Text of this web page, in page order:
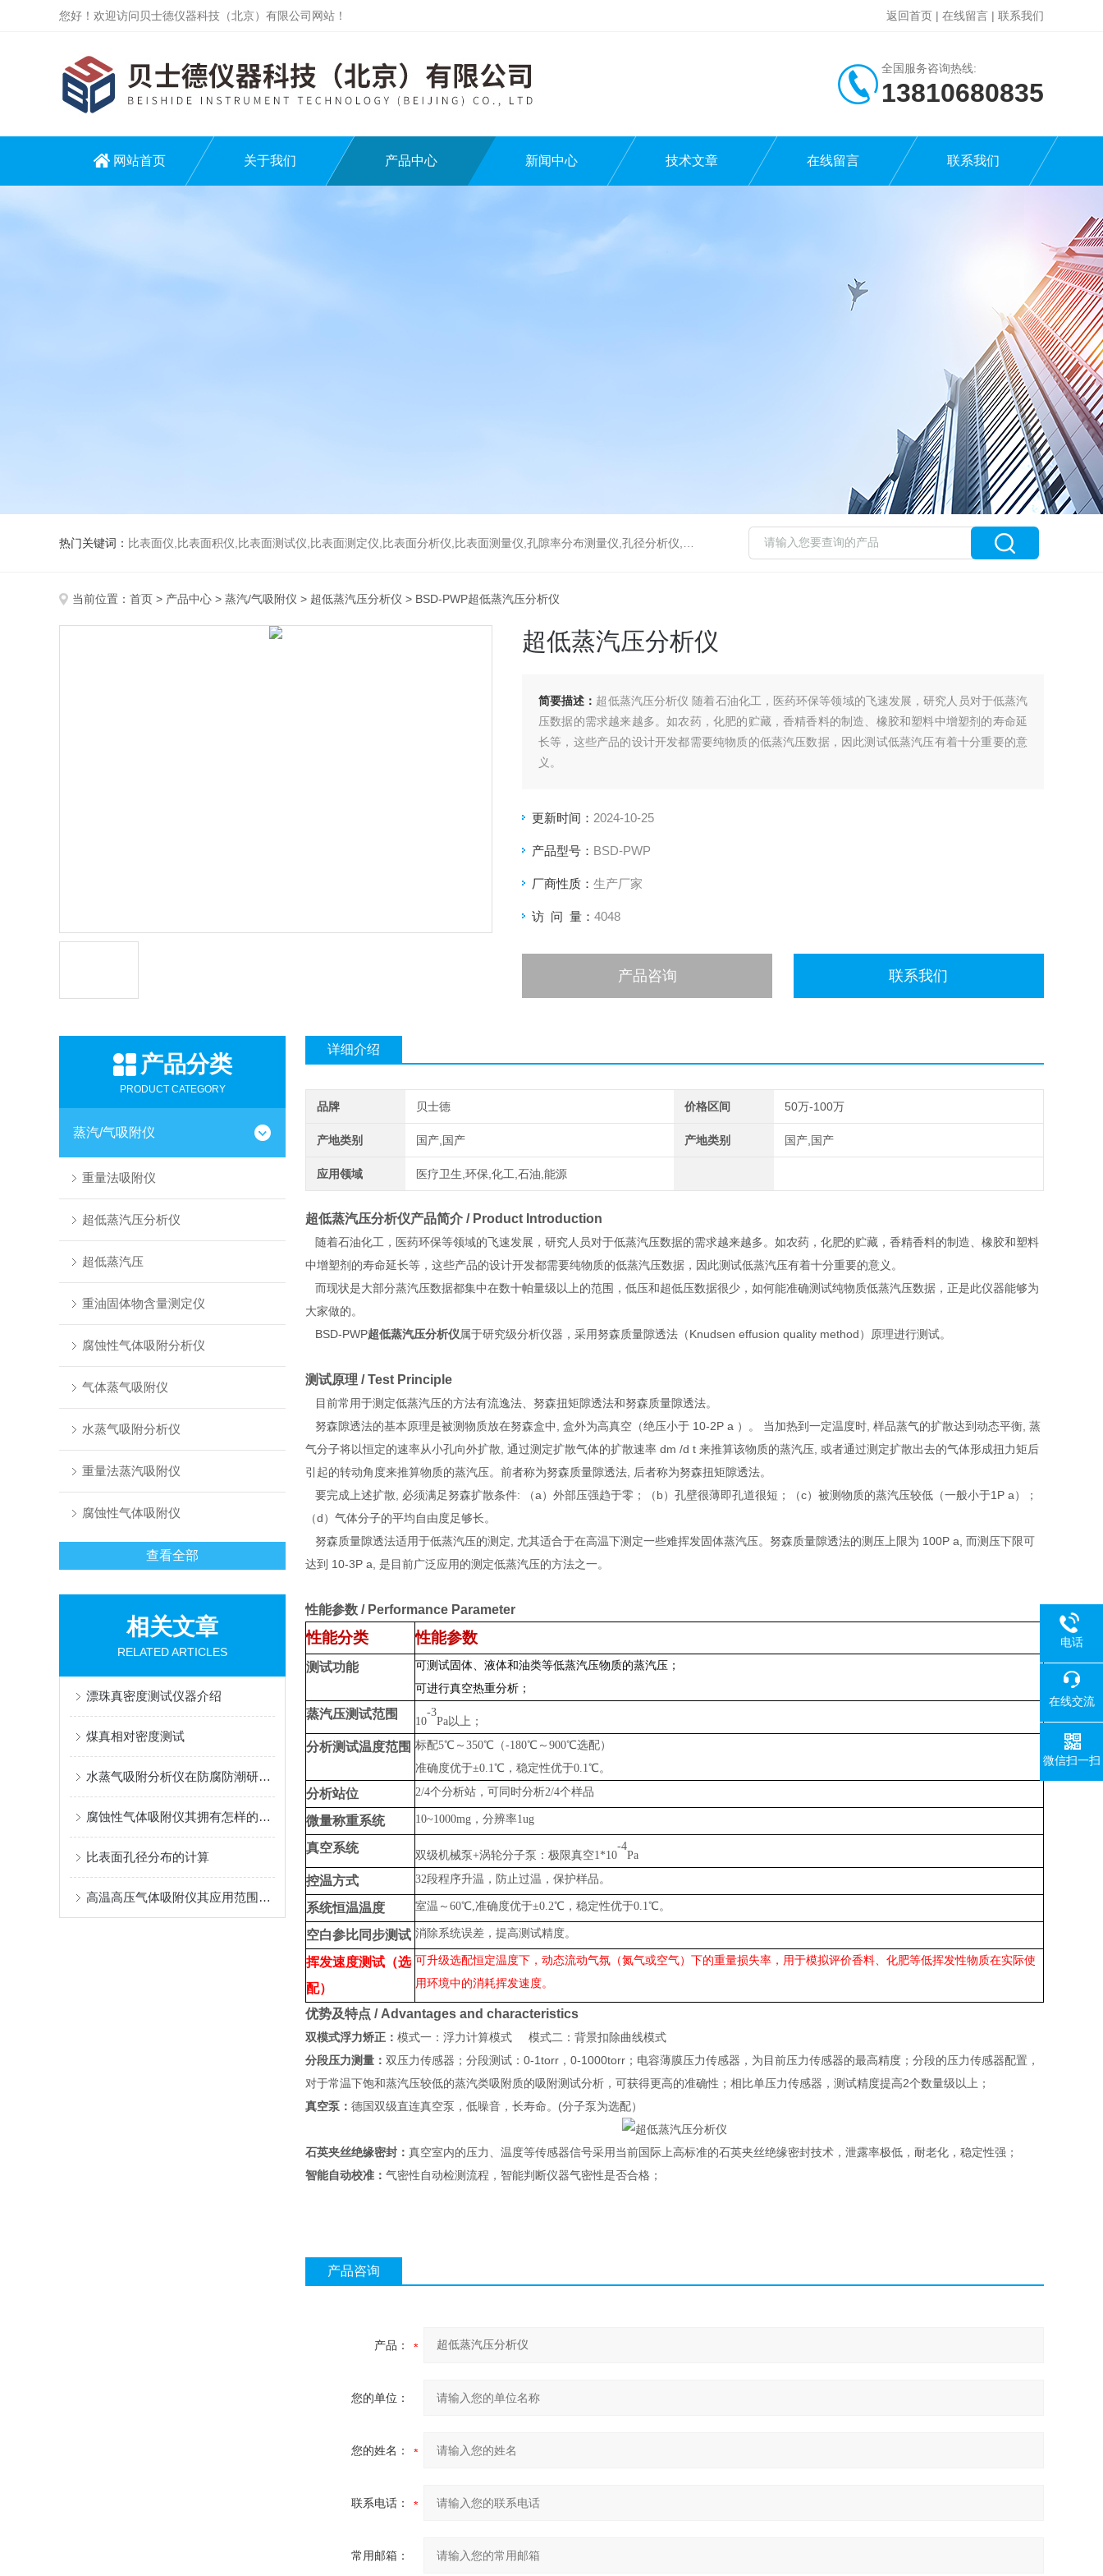
您好！欢迎访问贝士德仪器科技（北京）有限公司网站！ 返回首页 | 在线留言 | 联系我们
全国服务咨询热线:
13810680835
网站首页 关于我们 产品中心 新闻中心 技术文章 在线留言 联系我们
热门关键词： 比表面仪,比表面积仪,比表面测试仪,比表面测定仪,比表面分析仪,比表面测量仪,孔隙率分布测量仪,孔径分析仪,孔径测试仪,孔结构分析仪
当前位置： 首页 > 产品中心 > 蒸汽/气吸附仪 > 超低蒸汽压分析仪 > BSD-PWP超低蒸汽压分析仪
超低蒸汽压分析仪
简要描述： 超低蒸汽压分析仪 随着石油化工，医药环保等领域的飞速发展，研究人员对于低蒸汽
压数据的需求越来越多。如农药，化肥的贮藏，香精香料的制造、橡胶和塑料中增塑剂的寿命延
长等，这些产品的设计开发都需要纯物质的低蒸汽压数据，因此测试低蒸汽压有着十分重要的意
义。
更新时间： 2024-10-25
产品型号： BSD-PWP
厂商性质： 生产厂家
访 问 量： 4048
产品咨询 联系我们
产品分类
PRODUCT CATEGORY
蒸汽/气吸附仪
重量法吸附仪
超低蒸汽压分析仪
超低蒸汽压
重油固体物含量测定仪
腐蚀性气体吸附分析仪
气体蒸气吸附仪
水蒸气吸附分析仪
重量法蒸汽吸附仪
腐蚀性气体吸附仪
查看全部
相关文章
RELATED ARTICLES
漂珠真密度测试仪器介绍
煤真相对密度测试
水蒸气吸附分析仪在防腐防潮研究中的关键作用
腐蚀性气体吸附仪其拥有怎样的优势呢？
比表面孔径分布的计算
高温高压气体吸附仪其应用范围广泛，涵盖多个领域
详细介绍
品牌 贝士德 价格区间 50万-100万
产地类别 国产,国产 产地类别 国产,国产
应用领域 医疗卫生,环保,化工,石油,能源
超低蒸汽压分析仪产品简介 / Product Introduction
随着石油化工，医药环保等领域的飞速发展，研究人员对于低蒸汽压数据的需求越来越多。如农药，化肥的贮藏，香精香料的制造、橡胶和塑料
中增塑剂的寿命延长等，这些产品的设计开发都需要纯物质的低蒸汽压数据，因此测试低蒸汽压有着十分重要的意义。
而现状是大部分蒸汽压数据都集中在数十帕量级以上的范围，低压和超低压数据很少，如何能准确测试纯物质低蒸汽压数据，正是此仪器能够为
大家做的。
BSD-PWP超低蒸汽压分析仪属于研究级分析仪器，采用努森质量隙透法（Knudsen effusion quality method） 原理进行测试。
测试原理 / Test Principle
目前常用于测定低蒸汽压的方法有流逸法、努森扭矩隙透法和努森质量隙透法。
努森隙透法的基本原理是被测物质放在努森盒中, 盒外为高真空（绝压小于 10-2P a ）。 当加热到一定温度时, 样品蒸气的扩散达到动态平衡, 蒸
气分子将以恒定的速率从小孔向外扩散, 通过测定扩散气体的扩散速率 dm /d t 来推算该物质的蒸汽压, 或者通过测定扩散出去的气体形成扭力矩后
引起的转动角度来推算物质的蒸汽压。前者称为努森质量隙透法, 后者称为努森扭矩隙透法。
要完成上述扩散, 必须满足努森扩散条件: （a）外部压强趋于零；（b）孔壁很薄即孔道很短；（c）被测物质的蒸汽压较低（一般小于1P a）；
（d）气体分子的平均自由度足够长。
努森质量隙透法适用于低蒸汽压的测定, 尤其适合于在高温下测定一些难挥发固体蒸汽压。努森质量隙透法的测压上限为 100P a, 而测压下限可
达到 10-3P a, 是目前广泛应用的测定低蒸汽压的方法之一。
性能参数 / Performance Parameter
性能分类 性能参数
测试功能
可测试固体、液体和油类等低蒸汽压物质的蒸汽压；
可进行真空热重分析；
蒸汽压测试范围
10
-3
Pa以上；
分析测试温度范围 标配5℃ ～ 350℃（-180℃ ～ 900℃选配）
准确度优于±0.1℃，稳定性优于0.1℃。
分析站位 2/4个分析站，可同时分析2/4个样品
微量称重系统 10~1000mg，分辨率1ug
真空系统
双级机械泵+涡轮分子泵：极限真空1*10
-4
Pa
控温方式 32段程序升温，防止过温，保护样品。
系统恒温温度 室温～ 60℃,准确度优于±0.2℃，稳定性优于0.1℃。
空白参比同步测试 消除系统误差，提高测试精度。
挥发速度测试（选
配）
可升级选配恒定温度下，动态流动气氛（氮气或空气）下的重量损失率，用于模拟评价香料、化肥等低挥发性物质在实际使
用环境中的消耗挥发速度。
优势及特点 / Advantages and characteristics
双模式浮力矫正： 模式一：浮力计算模式 模式二：背景扣除曲线模式
分段压力测量： 双压力传感器；分段测试：0-1torr，0-1000torr； 电容薄膜压力传感器，为目前压力传感器的最高精度；分段的压力传感器配置，
对于常温下饱和蒸汽压较低的蒸汽类吸附质的吸附测试分析，可获得更高的准确性；相比单压力传感器，测试精度提高2个数量级以上；
真空泵： 德国双级直连真空泵，低噪音，长寿命。(分子泵为选配）
石英夹丝绝缘密封 ： 真空室内的压力、温度等传感器信号采用当前国际 上高标准的石英夹丝绝缘密封技术，泄露率极低，耐老化，稳定性强；
智能自动校准： 气密性自动检测流程，智能判断仪器气密性是否合格；
产品咨询
产品：
您的单位：
您的姓名：
联系电话：
常用邮箱：
电话
在线交流
微信扫一扫